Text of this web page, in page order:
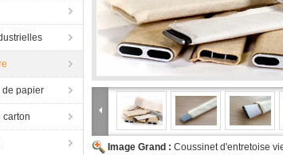
de papier
carton
Image Grand : Coussinet d'entretoise